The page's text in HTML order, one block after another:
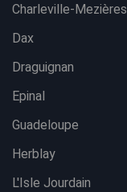
Charleville-Mezières
Dax
Draguignan
Epinal
Guadeloupe
Herblay
L'Isle Jourdain